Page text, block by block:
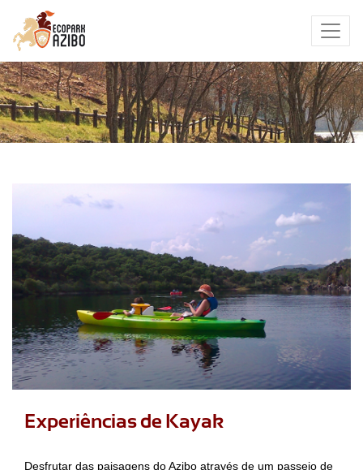
Experiências de Kayak
Desfrutar das paisagens do Azibo através de um passeio de